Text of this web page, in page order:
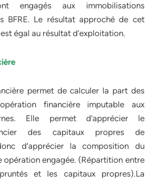
engagés aux immobilisations
BFRE. Le résultat approché de cet
égal au résultat d’exploitation.
permet de calculer la part des
financière imputable aux
Elle permet d’apprécier le
des capitaux propres de
d’apprécier la composition du
opération engagée. (Répartition entre
et les capitaux propres).La